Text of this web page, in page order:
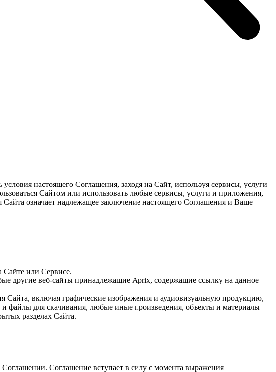
настоящего Соглашения, заходя на Сайт, используя сервисы, услуги
Сайтом или использовать любые сервисы, услуги и приложения,
означает надлежащее заключение настоящего Соглашения и Ваше
Сайте или Сервисе.
другие веб-сайты принадлежащие Aprix, содержащие ссылку на данное
включая графические изображения и аудиовизуальную продукцию,
для скачивания, любые иные произведения, объекты и материалы
разделах Сайта.
Соглашение вступает в силу с момента выражения